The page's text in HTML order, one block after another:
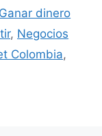
Ganar dinero
, Negocios
Colombia,